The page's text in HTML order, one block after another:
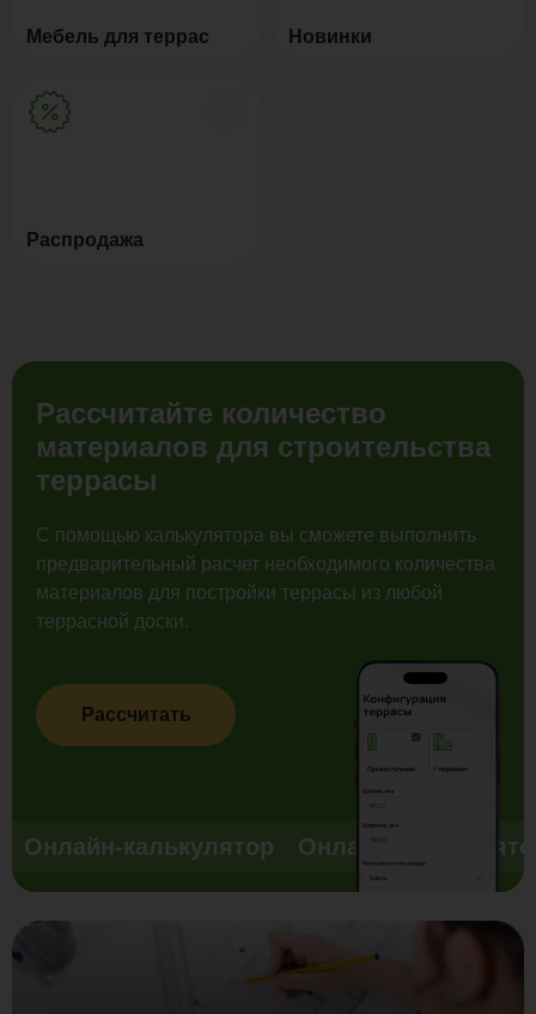
Мебель для террас Новинки
Распродажа
Рассчитайте количество
материалов для строительства
террасы
С помощью калькулятора вы сможете выполнить
предварительный расчет необходимого количества
материалов для постройки террасы из любой
террасной доски.
Рассчитать
Онлайн-калькулятор Онлайн-